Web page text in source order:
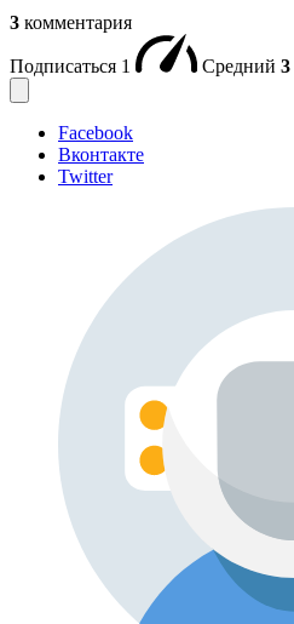
3 комментария
Подписаться 1 Средний 3
Facebook
Вконтакте
Twitter